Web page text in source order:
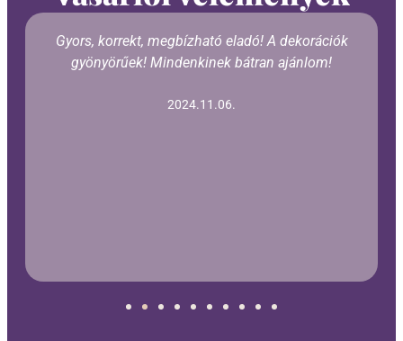
Gyors, korrekt, megbízható eladó! A dekorációk
gyönyörűek! Mindenkinek bátran ajánlom!
2024.11.06.